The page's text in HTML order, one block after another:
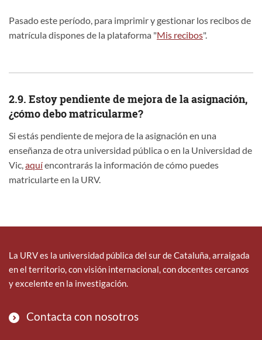
Pasado este período, para imprimir y gestionar los recibos de
matrícula dispones de la plataforma "Mis recibos".
2.9. Estoy pendiente de mejora de la asignación,
¿cómo debo matricularme?
Si estás pendiente de mejora de la asignación en una
enseñanza de otra universidad pública o en la Universidad de
Vic, aquíencontrarás la información de cómo puedes
matricularte en la URV.
La URV es la universidad pública del sur de Cataluña, arraigada
en el territorio, con visión internacional, con docentes cercanos
y excelente en la investigación.
Contacta con nosotros